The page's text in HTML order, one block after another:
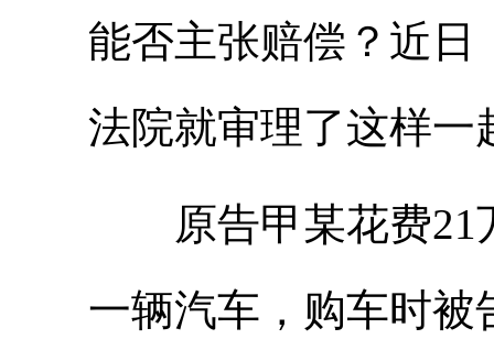
能否主张赔偿？近
法院就审理了这样一
原告甲某花费21
一辆汽车，购车时